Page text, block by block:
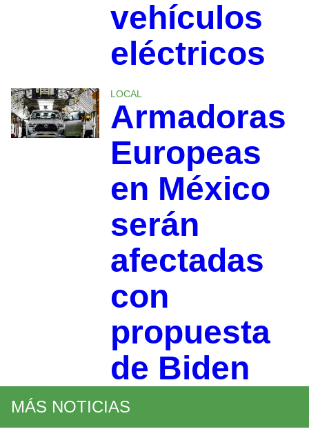
vehículos
eléctricos
LOCAL
Armadoras
Europeas
en México
serán
afectadas
con
propuesta
de Biden
MÁS NOTICIAS